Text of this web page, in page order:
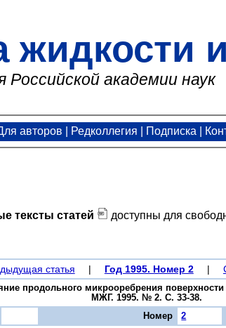
жидкости
Российской академии наук
авторов Редколлегия Подписка
тексты статей
доступны для
статья | Год 1995. Номер 2 |
продольного микрооребрения поверхности
МЖГ. 1995. № 2. С. 33-38.
Номер 2